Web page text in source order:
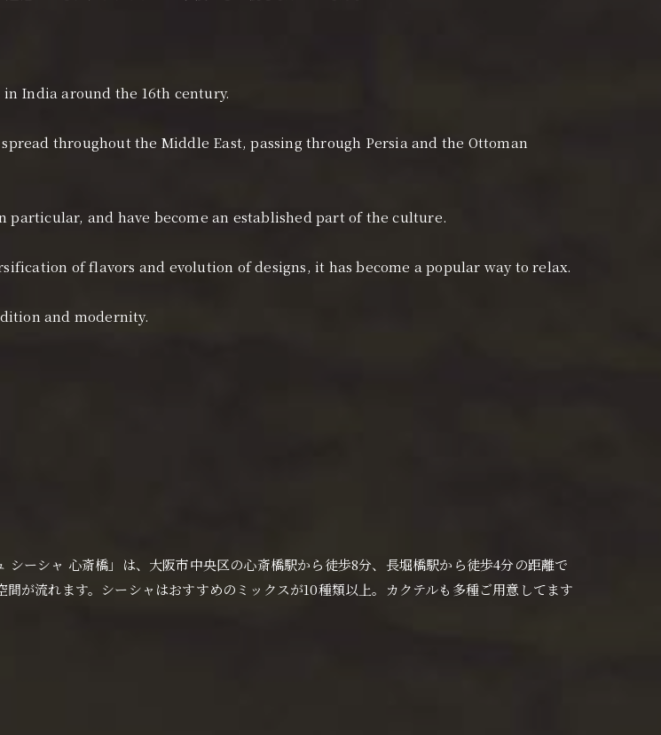
India around the 16th century.
throughout the Middle East, passing through Persia and the Ottoman
particular, and have become an established part of the culture.
of flavors and evolution of designs, it has become a popular way to relax.
and modernity.
シャ 心斎橋」は、大阪市中央区の心斎橋駅から徒歩8分、長堀橋駅から徒歩4分の距離で
が流れます。シーシャはおすすめのミックスが10種類以上。カクテルも多種ご用意してます